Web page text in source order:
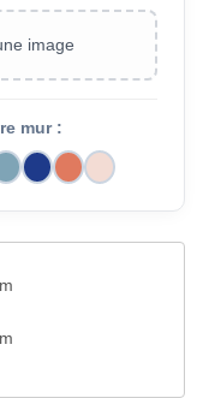
image
mur :